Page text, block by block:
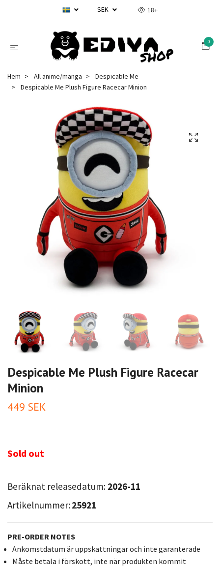
SEK 18+
0
Hem All anime/manga
Despicable Me
Despicable Me Plush Figure Racecar Minion
Despicable Me Plush Figure Racecar
Minion
449 SEK
Sold out
Beräknat releasedatum: 2026-11
Artikelnummer:25921
PRE-ORDER NOTES
Ankomstdatum är uppskattningar och inte garanterade
Måste betala i förskott, inte när produkten kommit